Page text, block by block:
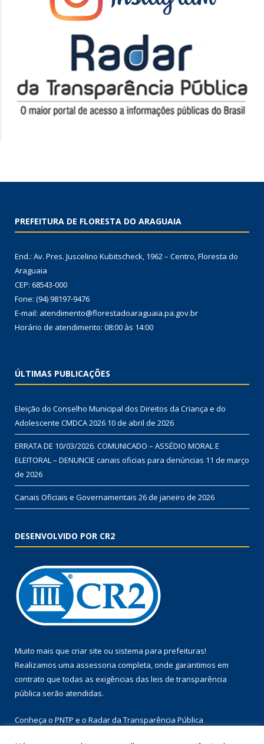
PREFEITURA DE FLORESTA DO ARAGUAIA
End.: Av. Pres. Juscelino Kubitscheck, 1962 – Centro, Floresta do
Araguaia
CEP: 68543-000
Fone: (94) 98197-9476
E-mail: atendimento@florestadoaraguaia.pa.gov.br
Horário de atendimento: 08:00 às 14:00
ÚLTIMAS PUBLICAÇÕES
Eleição do Conselho Municipal dos Direitos da Criança e do
Adolescente CMDCA 2026 10 de abril de 2026
ERRATA DE 10/03/2026. COMUNICADO – ASSÉDIO MORAL E
ELEITORAL – DENUNCIE canais oficias para denúncias 11 de março
de 2026
Canais Oficiais e Governamentais 26 de janeiro de 2026
DESENVOLVIDO POR CR2
Muito mais que criar site ou sistema para prefeituras!
Realizamos uma assessoria completa, onde garantimos em
contrato que todas as exigências das leis de transparência
pública serão atendidas.
Conheça o PNTP e o Radar da Transparência Pública